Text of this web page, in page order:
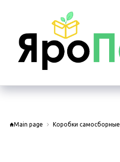
Main page Коробки самосборные